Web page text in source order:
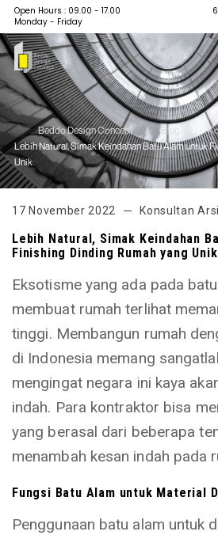
Open Hours : 09.00 - 17.00
Monday - Friday
Beddo Design Concept / Blog
Lebih Natural, Simak Keindahan Batu Alam untuk
Unik
17 November 2022 Konsultan
Lebih Natural, Simak Keindahan
Finishing Dinding Rumah yang Unik
Eksotisme yang ada pada
membuat rumah terlihat
tinggi. Membangun rumah
di Indonesia memang
mengingat negara ini kaya
indah. Para kontraktor bisa
yang berasal dari beberapa
menambah kesan indah pada
Fungsi Batu Alam untuk Material
Penggunaan batu alam untuk